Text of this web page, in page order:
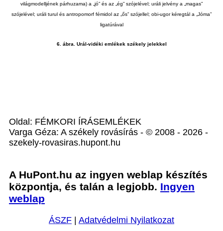
világmodelljének párhuzama) a „jó” és az „ég” szójelével; uráli jelvény a „magas”
szójelével; uráli turul és antropomorf fémidol az „ős” szójellel; obi-ugor kéregtál a „Jóma”
ligatúrával
6. ábra. Urál-vidéki emlékek székely jelekkel
Oldal: FÉMKORI ÍRÁSEMLÉKEK
Varga Géza: A székely rovásírás - © 2008 - 2026 -
szekely-rovasiras.hupont.hu
A HuPont.hu az ingyen weblap készítés
központja, és talán a legjobb. Ingyen
weblap
ÁSZF | Adatvédelmi Nyilatkozat